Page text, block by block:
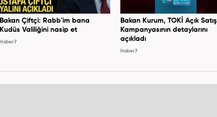
Bakan Çiftçi: Rabb'im bana
Kudüs Valiliğini nasip et
Haber7
Bakan Kurum, TOKİ Açık Satış
Kampanyasının detaylarını
açıkladı
Haber7